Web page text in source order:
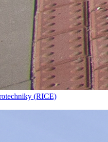
(RICE)